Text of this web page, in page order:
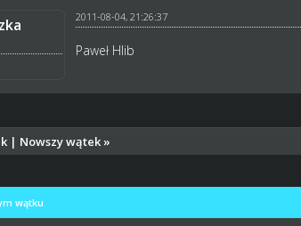
2011-08-04, 21:26:37
Paweł Hlib
| Nowszy wątek »
wątku